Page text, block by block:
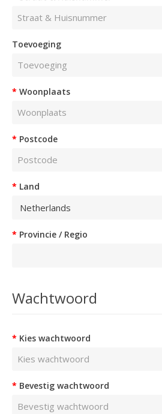
Toevoeging
Woonplaats
Postcode
Land
Provincie / Regio
Wachtwoord
Kies wachtwoord
Bevestig wachtwoord